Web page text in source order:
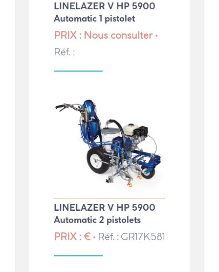
LINELAZER V HP 5900
Automatic 1 pistolet
PRIX : Nous consulter •
Réf. :
LINELAZER V HP 5900
Automatic 2 pistolets
PRIX : € • Réf. : GR17K581